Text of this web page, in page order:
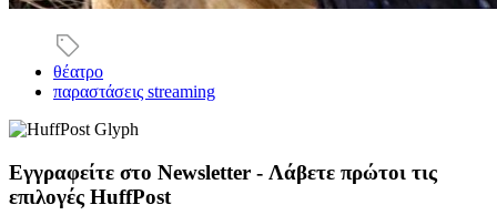
θέατρο
παραστάσεις streaming
Εγγραφείτε στο Newsletter - Λάβετε πρώτοι τις
επιλογές HuffPost